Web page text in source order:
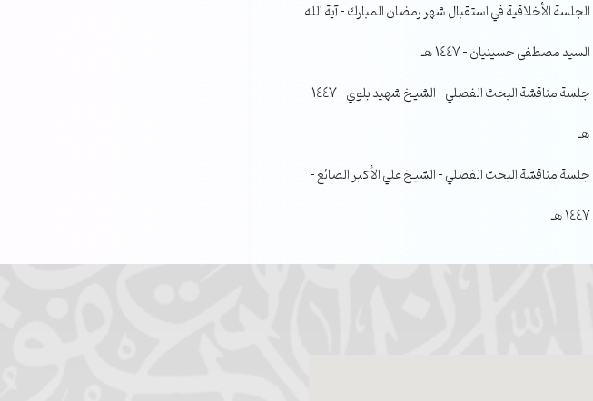
الجلسة الأخلاقية في استقبال شهر رمضان المبارك – آية الله
السيد مصطفى حسينيان – 1447 هـ
جلسة مناقشة البحث الفصلي – الشيخ شهيد بلوي – 1447
هـ
جلسة مناقشة البحث الفصلي – الشيخ علي الأكبر الصائغ –
1447 هـ